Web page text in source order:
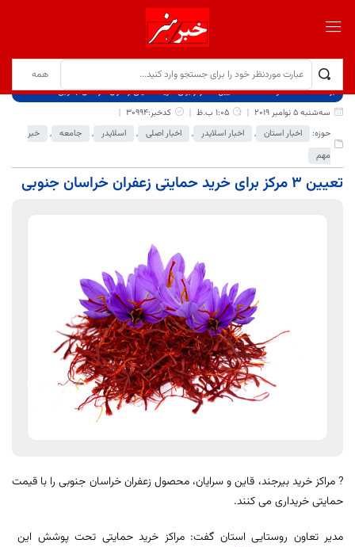
برگ نخست نوشته‌ها
تعیین 3 مرکز برای خرید حمایتی زعفران خراسان جنوبی
سه‌شنبه 5 نوامبر 2019
1:05 ب.ظ
کدخبر:30994
حوزه:
اخبار استان , اخبار اسلایدر , اخبار اصلی , اسلایدر , جامعه ,
خبر
مهم
تعیین 3 مرکز برای خرید حمایتی زعفران خراسان جنوبی
? مراکز خرید بیرجند، قاین و سرایان، محصول زعفران خراسان جنوبی را با قیمت
حمایتی خریداری می کنند.
مدیر تعاون روستایی استان گفت: مراکز خرید حمایتی تحت پوشش این